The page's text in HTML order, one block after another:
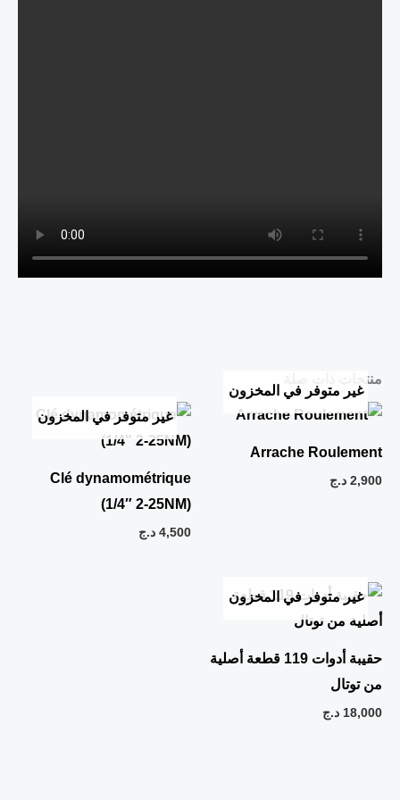
منتجات ذات صلة
غير متوفر في المخزون
Arrache Roulement
2,900 د.ج
غير متوفر في المخزون
Clé dynamométrique
(1/4″ 2-25NM)
4,500 د.ج
غير متوفر في المخزون
حقيبة أدوات 119 قطعة أصلية
من توتال
18,000 د.ج